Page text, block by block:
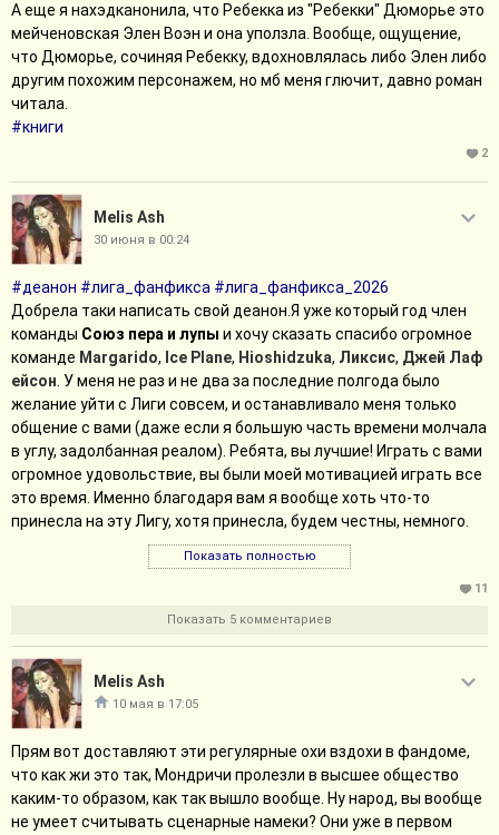
А еще я нахэдканонила, что Ребекка из "Ребекки" Дюморье это
мейченовская Элен Воэн и она уползла. Вообще, ощущение,
что Дюморье, сочиняя Ребекку, вдохновлялась либо Элен либо
другим похожим персонажем, но мб меня глючит, давно роман
читала.
#книги
2
Melis Ash
30 июня в 00:24
#деанон #лига_фанфикса #лига_фанфикса_2026
Добрела таки написать свой деанон.Я уже который год член
команды Союз пера и лупы и хочу сказать спасибо огромное
команде Margarido, Ice Plane, Hioshidzuka, Ликсис, Джей Лаф
ейсон . У меня не раз и не два за последние полгода было
желание уйти с Лиги совсем, и останавливало меня только
общение с вами (даже если я большую часть времени молчала
в углу, задолбанная реалом). Ребята, вы лучшие! Играть с вами
огромное удовольствие, вы были моей мотивацией играть все
это время. Именно благодаря вам я вообще хоть что-то
принесла на эту Лигу, хотя принесла, будем честны, немного.
Показать полностью
11
Показать 5 комментариев
Melis Ash
10 мая в 17:05
Прям вот доставляют эти регулярные охи вздохи в фандоме,
что как жи это так, Мондричи пролезли в высшее общество
каким-то образом, как так вышло вообще. Ну народ, вы вообще
не умеет считывать сценарные намеки? Они уже в первом